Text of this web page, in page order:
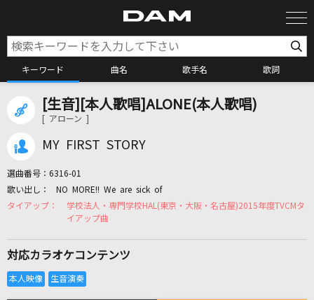
キーワード 曲名 歌手名 歌詞
カラオケ検索
カラオケリクエスト
全国りれき
リアルタイムで歌われている曲の一覧
[生音][本人歌唱]ALONE(本人歌唱)
[ アローン ]
MY FIRST STORY
選曲番号： 6316-01
NO MORE!! We are sick of
学校法人・専門学校HAL(東京・大阪・名古屋)2015年度TVCMタ
イアップ曲
対応カラオケコンテンツ